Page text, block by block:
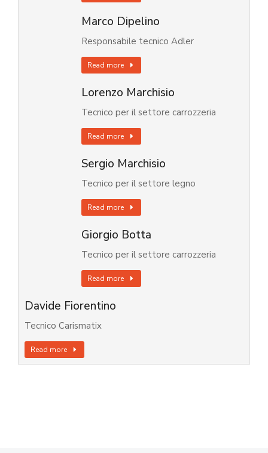
Marco Dipelino
Responsabile tecnico Adler
Read more
Lorenzo Marchisio
Tecnico per il settore carrozzeria
Read more
Sergio Marchisio
Tecnico per il settore legno
Read more
Giorgio Botta
Tecnico per il settore carrozzeria
Read more
Davide Fiorentino
Tecnico Carismatix
Read more